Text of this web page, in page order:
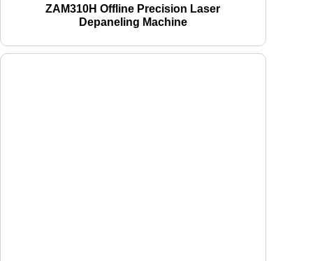
ZAM310H Offline Precision Laser
Depaneling Machine